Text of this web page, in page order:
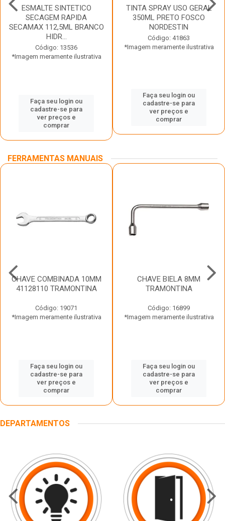
ESMALTE SINTETICO
SECAGEM RAPIDA
SECAMAX 112,5ML BRANCO
HIDR...
Código: 13536
*Imagem meramente ilustrativa
Faça seu login ou
cadastre-se para
ver preços e
comprar
TINTA SPRAY USO GERAL
350ML PRETO FOSCO
NORDESTIN
Código: 41863
*Imagem meramente ilustrativa
Faça seu login ou
cadastre-se para
ver preços e
comprar
FERRAMENTAS MANUAIS
CHAVE COMBINADA 10MM
41128110 TRAMONTINA
Código: 19071
*Imagem meramente ilustrativa
Faça seu login ou
cadastre-se para
ver preços e
comprar
CHAVE BIELA 8MM
TRAMONTINA
Código: 16899
*Imagem meramente ilustrativa
Faça seu login ou
cadastre-se para
ver preços e
comprar
DEPARTAMENTOS